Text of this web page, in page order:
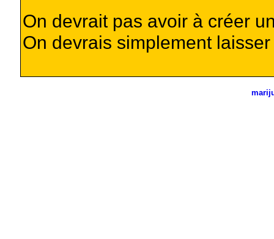
On devrait pas avoir à créer
On devrais simplement